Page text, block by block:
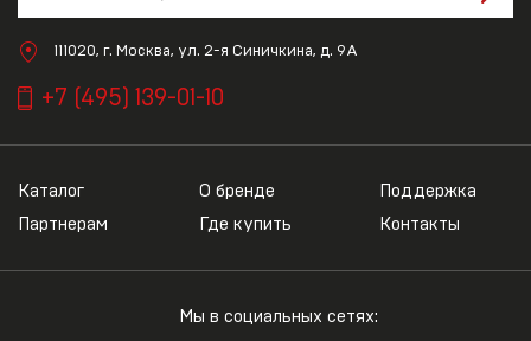
111020, г. Москва, ул. 2-я Синичкина, д. 9А
+7 (495) 139-01-10
Каталог О бренде
Поддержка
Партнерам
Где купить Контакты
Мы в социальных сетях: